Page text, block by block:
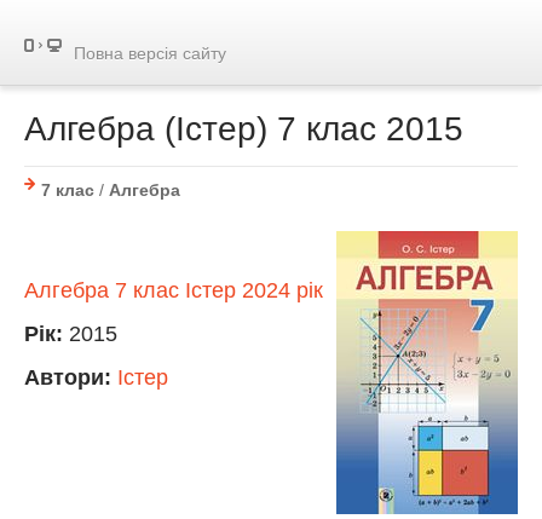
Повна версія сайту
Алгебра (Істер) 7 клас 2015
7 клас / Алгебра
Алгебра 7 клас Істер 2024 рік
Рік: 2015
Автори: Істер